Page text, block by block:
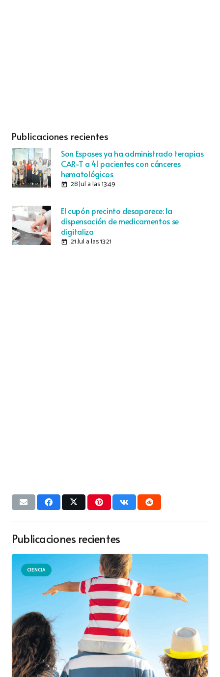
Publicaciones recientes
Son Espases ya ha administrado terapias
CAR-T a 41 pacientes con cánceres
hematológicos
today 28 Jul a las 13:49
El cupón precinto desaparece: la
dispensación de medicamentos se
digitaliza
today 21 Jul a las 13:21
Publicaciones recientes
CIENCIA